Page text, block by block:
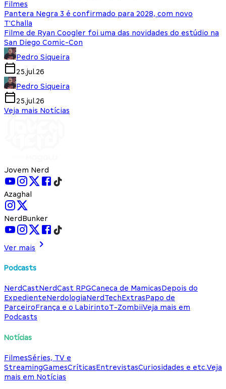
Filmes
Pantera Negra 3 é confirmado para 2028, com novo
T'Challa
Filme de Ryan Coogler foi uma das novidades do estúdio na
San Diego Comic-Con
Pedro Siqueira
25.jul.26
Pedro Siqueira
25.jul.26
Veja mais Notícias
Jovem Nerd
Azaghal
NerdBunker
Ver mais
Podcasts
NerdCastNerdCast RPGCaneca de MamicasDepois do
ExpedienteNerdologiaNerdTechExtrasPapo de
ParceiroFrança e o LabirintoT-ZombiiVeja mais em
Podcasts
Notícias
FilmesSéries, TV e
StreamingGamesCríticasEntrevistasCuriosidades e etc.Veja
mais em Notícias